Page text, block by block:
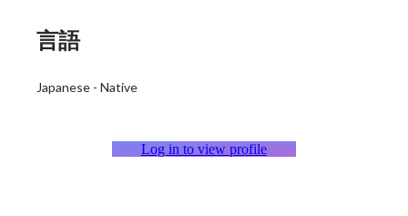
言語
Japanese - Native
Log in to view profile